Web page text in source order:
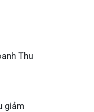
này được gửi lên
Ngược lại, nếu
từ địa chỉ này.
trọng với nhịp điều
Thu
giảm